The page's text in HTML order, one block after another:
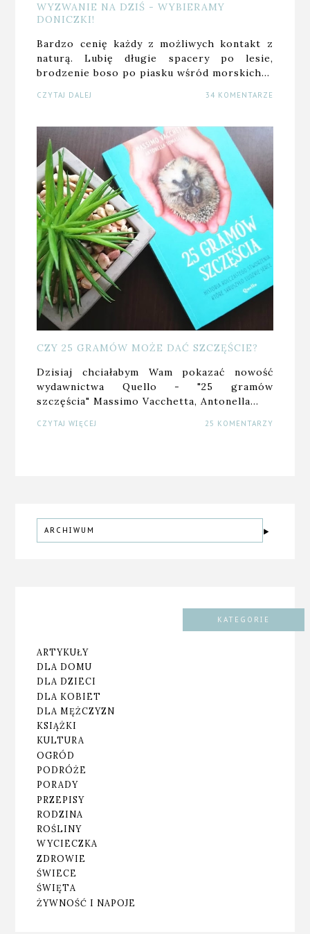
WYZWANIE NA DZIŚ - WYBIERAMY
DONICZKI!
Bardzo cenię każdy z możliwych kontakt z
naturą. Lubię długie spacery po lesie,
brodzenie boso po piasku wśród morskich…
CZYTAJ DALEJ 34 KOMENTARZE
CZY 25 GRAMÓW MOŻE DAĆ SZCZĘŚCIE?
Dzisiaj chciałabym Wam pokazać nowość
wydawnictwa Quello - "25 gramów
szczęścia" Massimo Vacchetta, Antonella…
CZYTAJ WIĘCEJ 25 KOMENTARZY
ARCHIWUM
KATEGORIE
ARTYKUŁY
DLA DOMU
DLA DZIECI
DLA KOBIET
DLA MĘŻCZYZN
KSIĄŻKI
KULTURA
OGRÓD
PODRÓŻE
PORADY
PRZEPISY
RODZINA
ROŚLINY
WYCIECZKA
ZDROWIE
ŚWIECE
ŚWIĘTA
ŻYWNOŚĆ I NAPOJE